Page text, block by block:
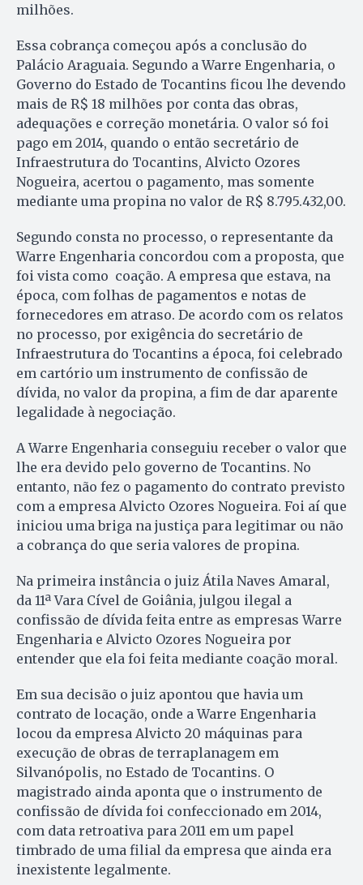
milhões.
Essa cobrança começou após a conclusão do
Palácio Araguaia. Segundo a Warre Engenharia, o
Governo do Estado de Tocantins ficou lhe devendo
mais de R$ 18 milhões por conta das obras,
adequações e correção monetária. O valor só foi
pago em 2014, quando o então secretário de
Infraestrutura do Tocantins, Alvicto Ozores
Nogueira, acertou o pagamento, mas somente
mediante uma propina no valor de R$ 8.795.432,00.
Segundo consta no processo, o representante da
Warre Engenharia concordou com a proposta, que
foi vista como coação. A empresa que estava, na
época, com folhas de pagamentos e notas de
fornecedores em atraso. De acordo com os relatos
no processo, por exigência do secretário de
Infraestrutura do Tocantins a época, foi celebrado
em cartório um instrumento de confissão de
dívida, no valor da propina, a fim de dar aparente
legalidade à negociação.
A Warre Engenharia conseguiu receber o valor que
lhe era devido pelo governo de Tocantins. No
entanto, não fez o pagamento do contrato previsto
com a empresa Alvicto Ozores Nogueira. Foi aí que
iniciou uma briga na justiça para legitimar ou não
a cobrança do que seria valores de propina.
Na primeira instância o juiz Átila Naves Amaral,
da 11ª Vara Cível de Goiânia, julgou ilegal a
confissão de dívida feita entre as empresas Warre
Engenharia e Alvicto Ozores Nogueira por
entender que ela foi feita mediante coação moral.
Em sua decisão o juiz apontou que havia um
contrato de locação, onde a Warre Engenharia
locou da empresa Alvicto 20 máquinas para
execução de obras de terraplanagem em
Silvanópolis, no Estado de Tocantins. O
magistrado ainda aponta que o instrumento de
confissão de dívida foi confeccionado em 2014,
com data retroativa para 2011 em um papel
timbrado de uma filial da empresa que ainda era
inexistente legalmente.